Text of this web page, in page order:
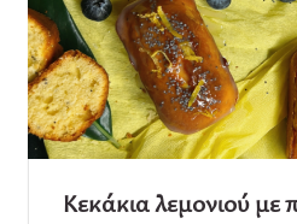
Κεκάκια λεμονιού